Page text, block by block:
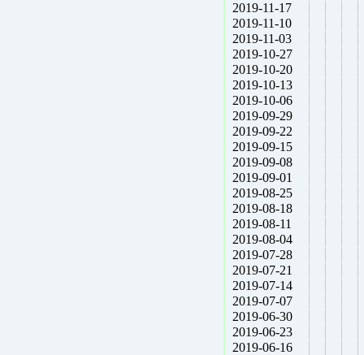
2019-11-17
2019-11-10
2019-11-03
2019-10-27
2019-10-20
2019-10-13
2019-10-06
2019-09-29
2019-09-22
2019-09-15
2019-09-08
2019-09-01
2019-08-25
2019-08-18
2019-08-11
2019-08-04
2019-07-28
2019-07-21
2019-07-14
2019-07-07
2019-06-30
2019-06-23
2019-06-16